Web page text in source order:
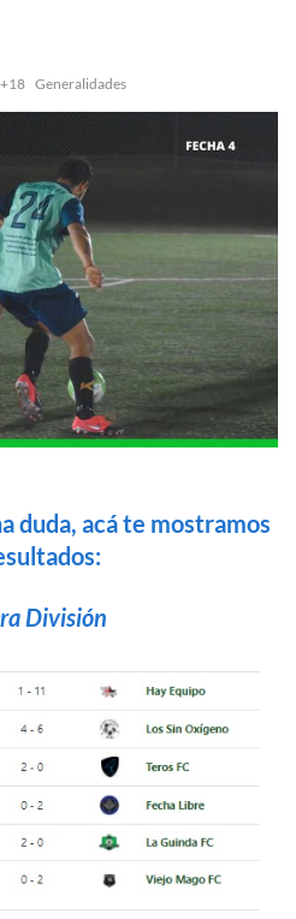
Generalidades
duda, acá te mostramos
División